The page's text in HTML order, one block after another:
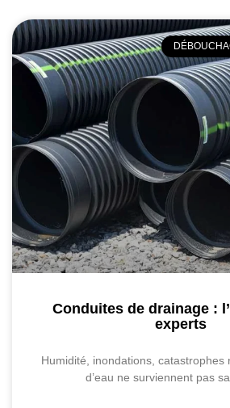
Conduites de drainage :
experts
Humidité, inondations, catastrophes
d’eau ne surviennent pas